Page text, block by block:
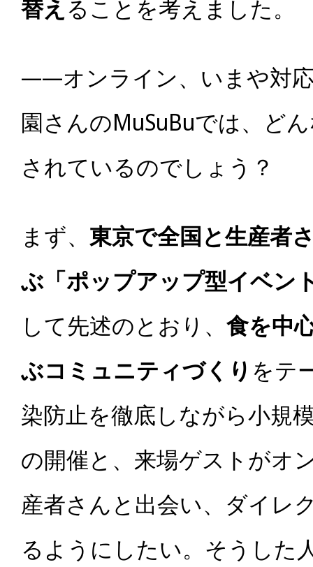
替えることを考えました。
――オンライン、いまや対
園さんのMuSuBuでは、ど
されているのでしょう？
まず、 東京で全国と生産者
ぶ「ポップアップ型イベン
して先述のとおり、 食を中
ぶコミュニティづくり をテ
染防止を徹底しながら小規
の開催と、来場ゲストがオ
産者さんと出会い、ダイレ
るようにしたい。そうした